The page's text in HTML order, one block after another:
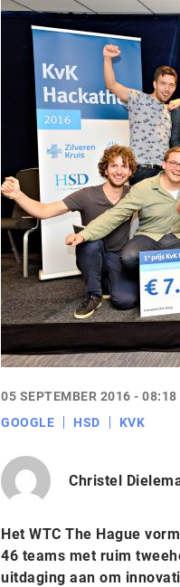
05 SEPTEMBER 2016 - 08:18
GOOGLE
HSD KVK
Christel
Het WTC The Hague
46 teams met ruim
uitdaging aan om